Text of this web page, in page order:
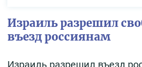
Израиль разрешил
въезд россиянам
Израиль разрешил въезд